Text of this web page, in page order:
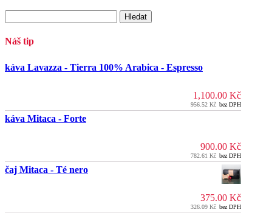
Náš tip
káva Lavazza - Tierra 100% Arabica - Espresso
1,100.00 Kč
956.52 Kč bez DPH
káva Mitaca - Forte
900.00 Kč
782.61 Kč bez DPH
čaj Mitaca - Té nero
375.00 Kč
326.09 Kč bez DPH